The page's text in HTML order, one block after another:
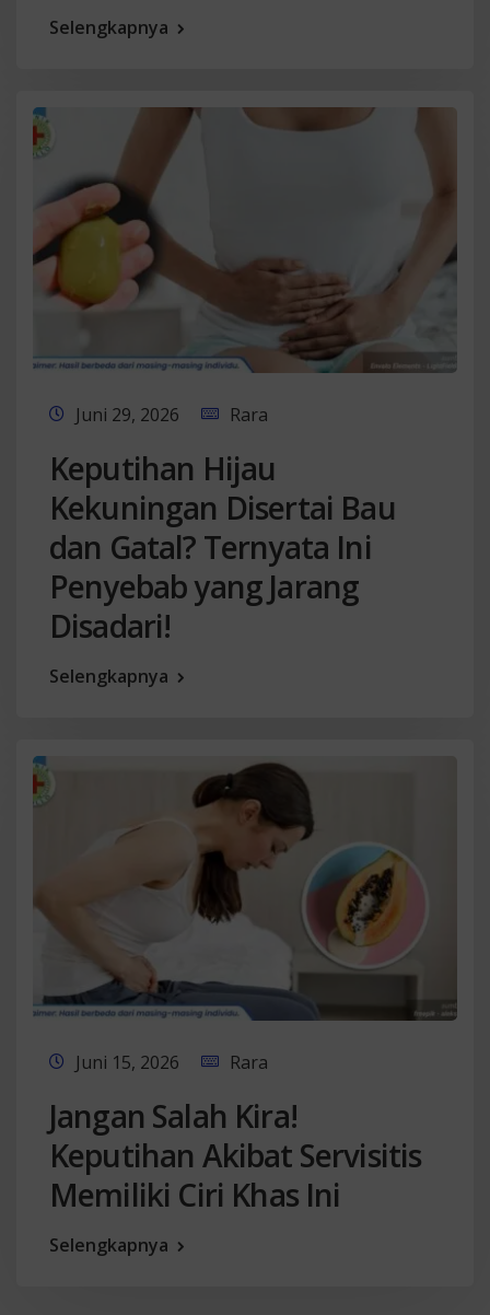
Selengkapnya
Juni 29, 2026 Rara
Keputihan Hijau
Kekuningan Disertai Bau
dan Gatal? Ternyata Ini
Penyebab yang Jarang
Disadari!
Selengkapnya
Juni 15, 2026 Rara
Jangan Salah Kira!
Keputihan Akibat Servisitis
Memiliki Ciri Khas Ini
Selengkapnya